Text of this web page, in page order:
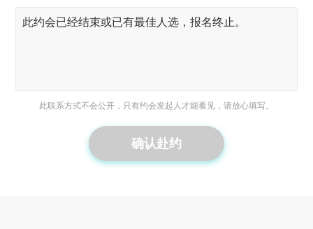
此联系方式不会公开，只有约会发起人才能看见，请放心填写。